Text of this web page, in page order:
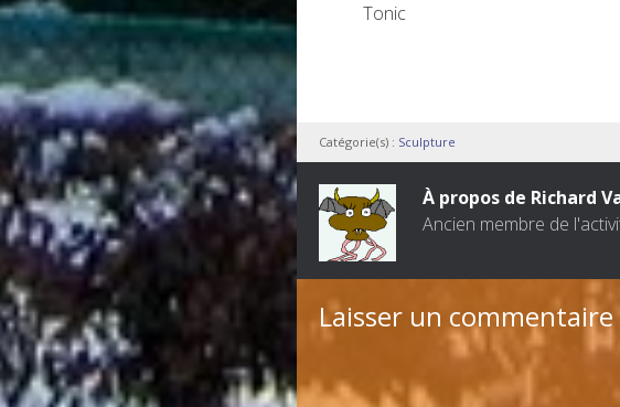
Tonic
Catégorie(s) : Sculpture
À propos de Richard
Ancien membre de
Laisser un commentaire